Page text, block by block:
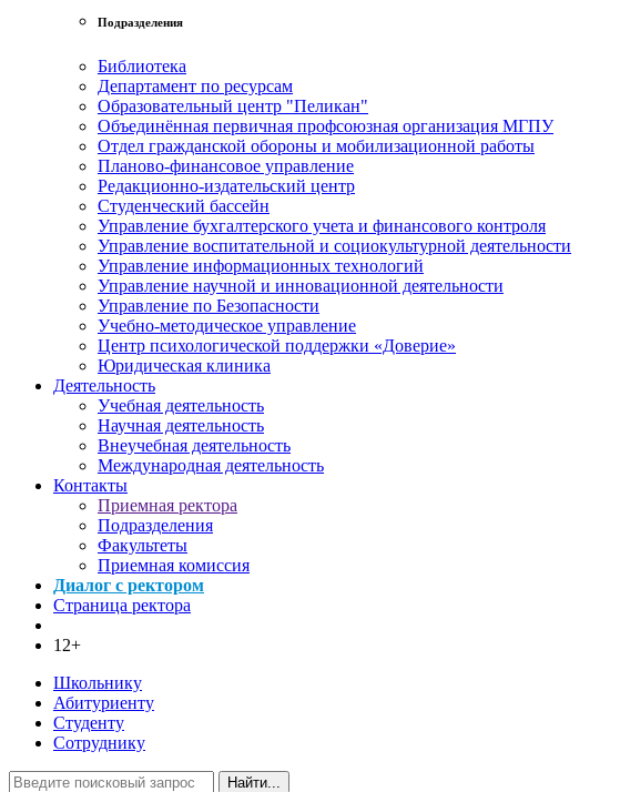
Подразделения
Библиотека
Департамент по ресурсам
Образовательный центр "Пеликан"
Объединённая первичная профсоюзная организация МГПУ
Отдел гражданской обороны и мобилизационной работы
Планово-финансовое управление
Редакционно-издательский центр
Студенческий бассейн
Управление бухгалтерского учета и финансового контроля
Управление воспитательной и социокультурной деятельности
Управление информационных технологий
Управление научной и инновационной деятельности
Управление по Безопасности
Учебно-методическое управление
Центр психологической поддержки «Доверие»
Юридическая клиника
Деятельность
Учебная деятельность
Научная деятельность
Внеучебная деятельность
Международная деятельность
Контакты
Приемная ректора
Подразделения
Факультеты
Приемная комиссия
Диалог с ректором
Страница ректора
12+
Школьнику
Абитуриенту
Студенту
Сотруднику
Найти...